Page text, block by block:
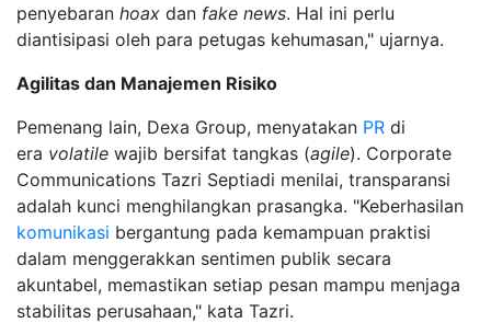
penyebaran hoax dan fake news. Hal ini perlu
diantisipasi oleh para petugas kehumasan," ujarnya.
Agilitas dan Manajemen Risiko
Pemenang lain, Dexa Group, menyatakan PR di
era volatile wajib bersifat tangkas (agile). Corporate
Communications Tazri Septiadi menilai, transparansi
adalah kunci menghilangkan prasangka. "Keberhasilan
komunikasi bergantung pada kemampuan praktisi
dalam menggerakkan sentimen publik secara
akuntabel, memastikan setiap pesan mampu menjaga
stabilitas perusahaan," kata Tazri.